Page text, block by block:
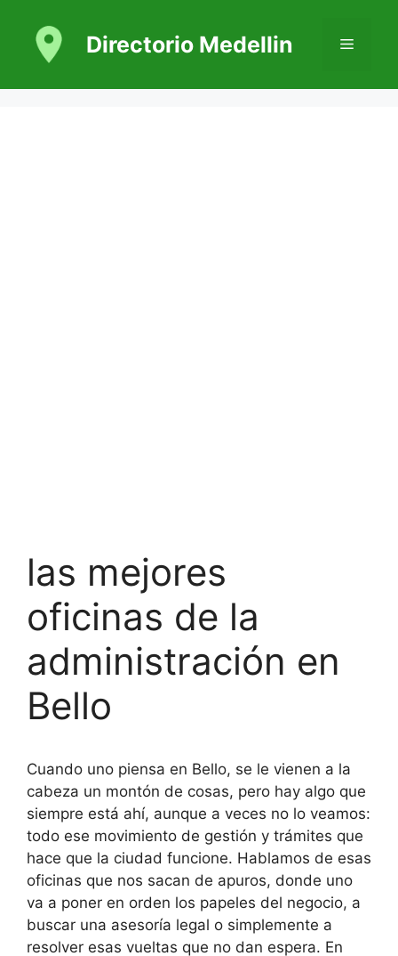
contenido
Directorio Medellin Menú
las mejores
oficinas de la
administración en
Bello
Cuando uno piensa en Bello, se le vienen a la
cabeza un montón de cosas, pero hay algo que
siempre está ahí, aunque a veces no lo veamos:
todo ese movimiento de gestión y trámites que
hace que la ciudad funcione. Hablamos de esas
oficinas que nos sacan de apuros, donde uno
va a poner en orden los papeles del negocio, a
buscar una asesoría legal o simplemente a
resolver esas vueltas que no dan espera. En